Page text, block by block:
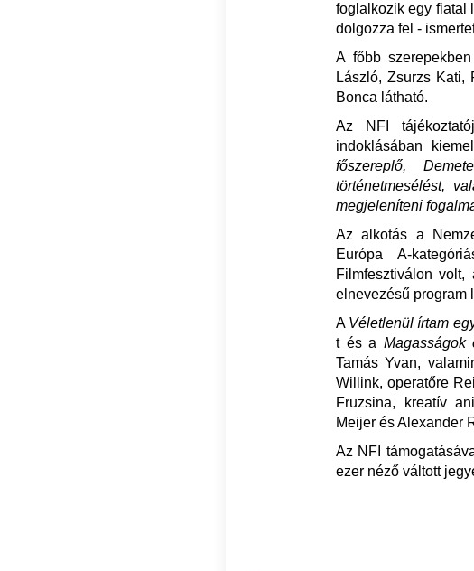
foglalkozik egy fiatal
dolgozza fel -
A főbb
László, Zsurzs
Bonca látható.
Az NFI
indoklásában
főszereplő,
történetmesélést,
megjeleníteni
Az alkotás a
Európa A-
Filmfesztiválon
elnevezésű program
A Véletlenül írtam
t és a Magasságok
Tamás Yvan,
Willink, operatőre
Fruzsina, kreatív
Meijer és Alexander
Az NFI
ezer néző váltott